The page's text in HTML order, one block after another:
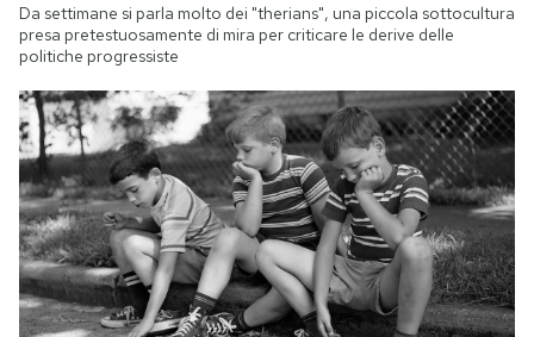
Da settimane si parla molto dei "therians", una piccola sottocultura
presa pretestuosamente di mira per criticare le derive delle
politiche progressiste